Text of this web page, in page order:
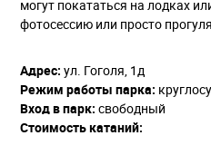
могут покататься на лодках
фотосессию или просто
Адрес: ул. Гоголя, 1д
Режим работы парка:
Вход в парк: свободный
Стоимость катаний: